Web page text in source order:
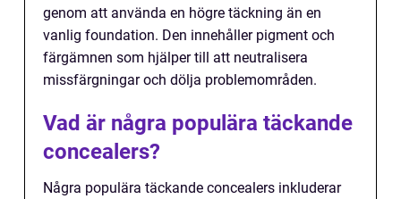
genom att använda en högre täckning än en
vanlig foundation. Den innehåller pigment och
färgämnen som hjälper till att neutralisera
missfärgningar och dölja problemområden.
Vad är några populära täckande
concealers?
Några populära täckande concealers inkluderar